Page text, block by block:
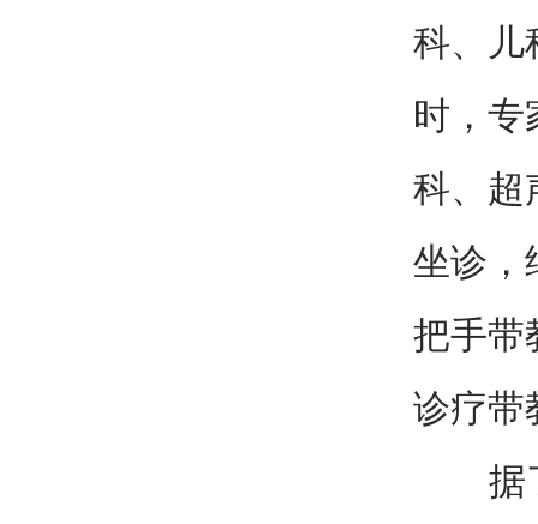
科、儿
时，专
科、超
坐诊，
把手带
诊疗带
据了